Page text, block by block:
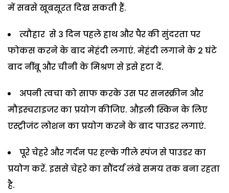
में सबसे खूबसूरत दिख सकती हैं.
त्यौहार से 3 दिन पहले हाथ और पैर की सुंदरता पर
फोकस करने के बाद मेहंदी लगाएं. मेहंदी लगाने के 2 घंटे
बाद नींबू और चीनी के मिश्रण से इसे हटा दें.
अपनी त्वचा को साफ करके उस पर सनस्क्रीन और
मौइस्चराइजर का प्रयोग कीजिए. औइली स्किन के लिए
एस्ट्रीजंट लोशन का प्रयोग करने के बाद पाउडर लगाएं.
पूरे चेहरे और गर्दन पर हल्के गीले स्पंज से पाउडर का
प्रयोग करें. इससे चेहरे का सौंदर्य लंबे समय तक बना रहता
है.